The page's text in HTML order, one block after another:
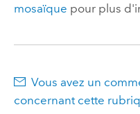
mosaïque pour plus
Vous avez un
concernant cette